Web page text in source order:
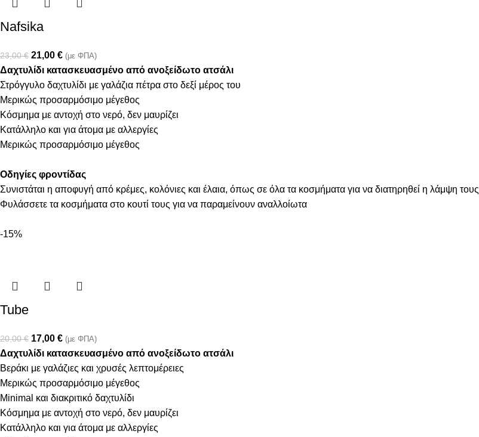
Nafsika
23,00€ 21,00 € (με ΦΠΑ)
Δαχτυλίδι κατασκευασμένο από ανοξείδωτο ατσάλι
Στρόγγυλο δαχτυλίδι με γαλάζια πέτρα στο δεξί μέρος του
Μερικώς προσαρμόσιμο μέγεθος
Κόσμημα με αντοχή στο νερό, δεν μαυρίζει
Κατάλληλο και για άτομα με αλλεργίες
Μερικώς προσαρμόσιμο μέγεθος
Οδηγίες φροντίδας
Συνιστάται η αποφυγή από κρέμες, κολόνιες και έλαια, όπως σε όλα τα κοσμήματα για να διατηρηθεί η λάμψη τους
Φυλάσσετε τα κοσμήματα στο κουτί τους για να παραμείνουν αναλλοίωτα
-15%
Tube
20,00€ 17,00 € (με ΦΠΑ)
Δαχτυλίδι κατασκευασμένο από ανοξείδωτο ατσάλι
Βεράκι με γαλάζιες και χρυσές λεπτομέρειες
Μερικώς προσαρμόσιμο μέγεθος
Minimal και διακριτικό δαχτυλίδι
Κόσμημα με αντοχή στο νερό, δεν μαυρίζει
Κατάλληλο και για άτομα με αλλεργίες